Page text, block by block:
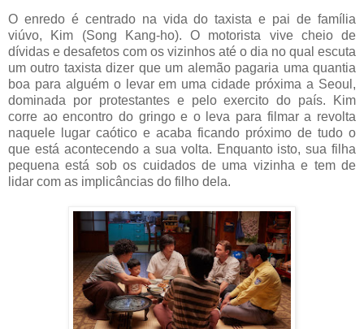
O enredo é centrado na vida do taxista e pai de família
viúvo, Kim (Song Kang-ho). O motorista vive cheio de
dívidas e desafetos com os vizinhos até o dia no qual escuta
um outro taxista dizer que um alemão pagaria uma quantia
boa para alguém o levar em uma cidade próxima a Seoul,
dominada por protestantes e pelo exercito do país. Kim
corre ao encontro do gringo e o leva para filmar a revolta
naquele lugar caótico e acaba ficando próximo de tudo o
que está acontecendo a sua volta. Enquanto isto, sua filha
pequena está sob os cuidados de uma vizinha e tem de
lidar com as implicâncias do filho dela.